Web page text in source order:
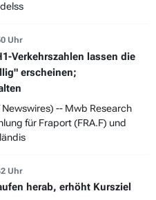
Uhr
Verkehrszahlen lassen die
erscheinen;
-- Mwb Research
für Fraport (FRA.F) und
Uhr
herab, erhöht Kursziel